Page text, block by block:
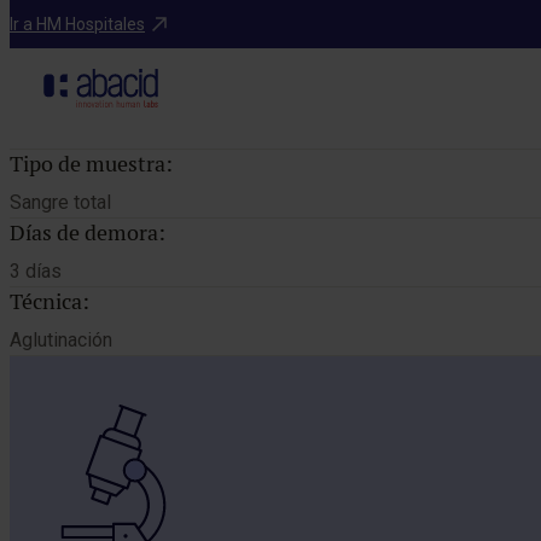
Ir a HM Hospitales
Catálogo de pruebas
Tipo de muestra:
Sangre total
Días de demora:
3 días
Técnica:
Aglutinación